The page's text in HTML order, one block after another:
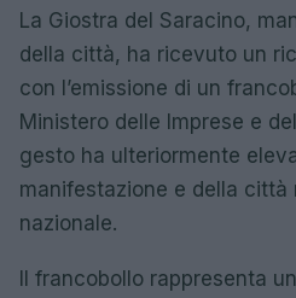
La Giostra del Saracino,
della città, ha ricevuto un
con l’emissione di un
Ministero delle Imprese e
gesto ha ulteriormente
manifestazione e della città
nazionale.
Il francobollo rappresenta